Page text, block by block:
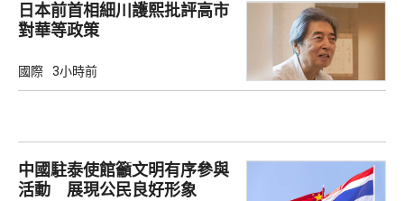
日本前首相細川護熙批評高市
對華等政策
國際 3小時前
中國駐泰使館籲文明有序參與
活動 展現公民良好形象